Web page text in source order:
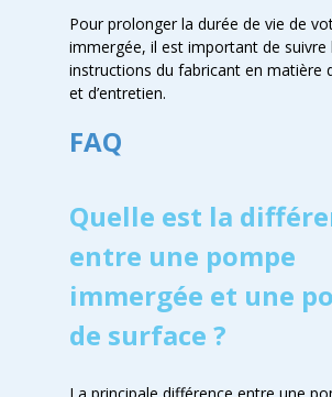
Pour prolonger la durée de vie de
immergée, il est important de suivre
instructions du fabricant en matière
et d’entretien.
FAQ
Quelle est la
entre une pompe
immergée et une
de surface ?